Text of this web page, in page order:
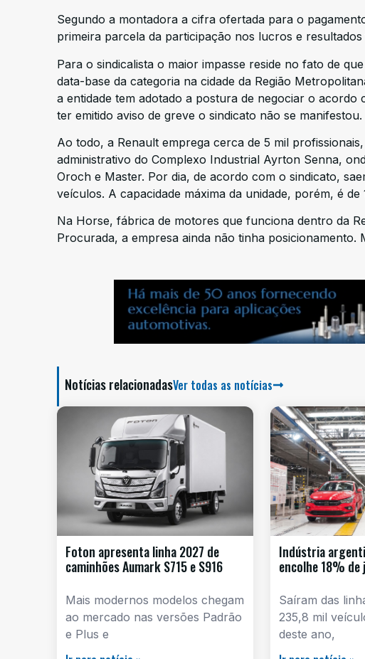
Segundo a montadora a cifra ofertada para o
primeira parcela da participação nos lucros e
Para o sindicalista o maior impasse reside no fato de
data-base da categoria na cidade da Região
a entidade tem adotado a postura de negociar o
ter emitido aviso de greve o sindicato não se manifestou.
Ao todo, a Renault emprega cerca de 5 mil
administrativo do Complexo Industrial Ayrton Senna,
Oroch e Master. Por dia, de acordo com o sindicato,
veículos. A capacidade máxima da unidade, porém, é
Na Horse, fábrica de motores que funciona dentro da
Procurada, a empresa ainda não tinha
Notícias relacionadasVer todas as notícias
Foton apresenta linha 2027 de
caminhões Aumark S715 e S916
Mais modernos modelos chegam
ao mercado nas versões Padrão
e Plus e
Indústria
encolhe 18% de
Saíram das
235,8 mil
deste ano,